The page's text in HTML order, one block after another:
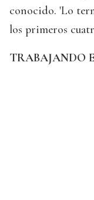
conocido. 'Lo
los primeros
TRABAJANDO